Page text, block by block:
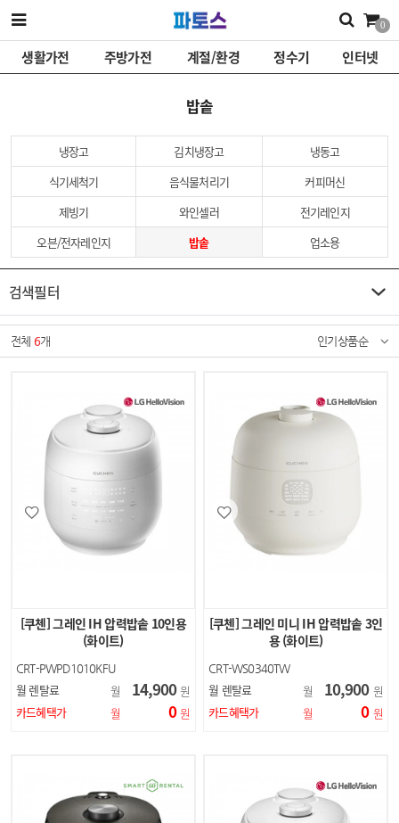
0
생활가전 주방가전 계절/환경 정수기 인터넷
밥솥
냉장고 김치냉장고
냉동고
식기세척기
음식물처리기
커피머신
제빙기
와인셀러
전기레인지
오븐/전자레인지
밥솥 업소용
검색필터
전체6개 인기상품순
[쿠첸] 그레인 IH 압력밥솥 10인용
(화이트)
CRT-PWPD1010KFU
월 렌탈료 월 14,900 원
카드혜택가
월 0 원
[쿠첸] 그레인 미니 IH 압력밥솥 3인
용 (화이트)
CRT-WS0340TW
월 렌탈료 월 10,900 원
카드혜택가
월 0 원